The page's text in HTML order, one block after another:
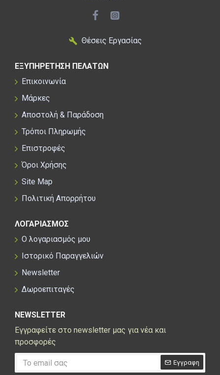
Θέσεις Εργασίας
ΕΞΥΠΗΡΕΤΗΣΗ ΠΕΛΑΤΩΝ
Επικοινωνία
Μάρκες
Αποστολή & Παράδοση
Τρόποι Πληρωμής
Επιστροφές
Όροι Χρήσης
Site Map
Πολιτική Απορρήτου
ΛΟΓΑΡΙΑΣΜΟΣ
Ο λογαριασμός μου
Ιστορικό Παραγγελιών
Newsletter
Δωροεπιταγές
NEWSLETTER
Εγγραφείτε στο newsletter μας για νέα και
προσφορές
Εγγραφη